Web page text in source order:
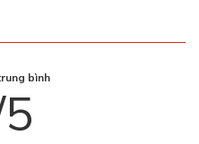
bình